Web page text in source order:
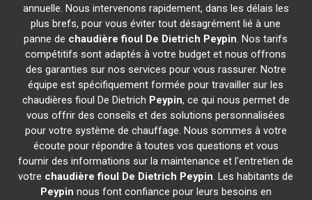
annuelle. Nous intervenons rapidement, dans les délais les
plus brefs, pour vous éviter tout désagrément lié à une
panne de chaudière fioul De Dietrich Peypin. Nos tarifs
compétitifs sont adaptés à votre budget et nous offrons
des garanties sur nos services pour vous rassurer. Notre
équipe est spécifiquement formée pour travailler sur les
chaudières fioul De Dietrich Peypin, ce qui nous permet de
vous offrir des conseils et des solutions personnalisées
pour votre système de chauffage. Nous sommes à votre
écoute pour répondre à toutes vos questions et vous
fournir des informations sur la maintenance et l'entretien de
votre chaudière fioul De Dietrich Peypin. Les habitants de
Peypin nous font confiance pour leurs besoins en